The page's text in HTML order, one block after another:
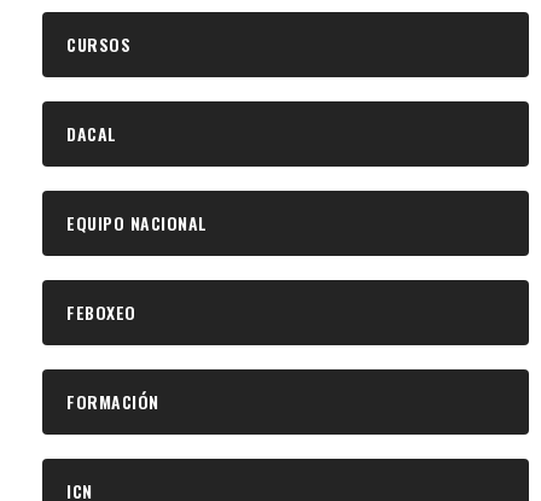
CURSOS
DACAL
EQUIPO NACIONAL
FEBOXEO
FORMACIÓN
ICN